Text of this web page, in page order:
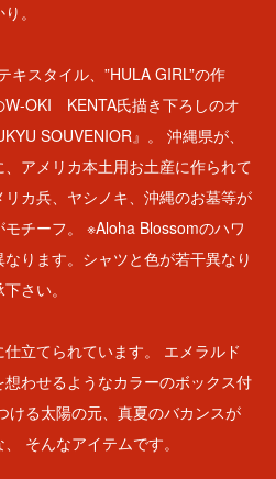
。
スタイル、”HULA GIRL”の作
W-OKI KENTA氏描き下ろしのオ
SOUVENIOR』。 沖縄県が、
アメリカ本土用お土産に作られて
カ兵、ヤシノキ、沖縄のお墓等が
チーフ。 ※Aloha Blossomのハワ
ります。シャツと色が若干異なり
さい。
立てられています。 エメラルド
わせるようなカラーのボックス付
ける太陽の元、真夏のバカンスが
そんなアイテムです。